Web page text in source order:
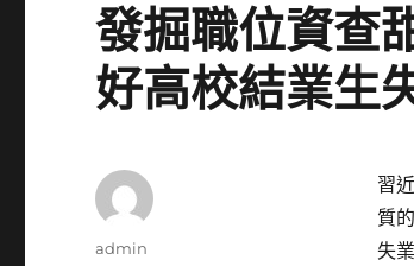
發掘職位資查
好高校結業生
習
質
失
作
admin